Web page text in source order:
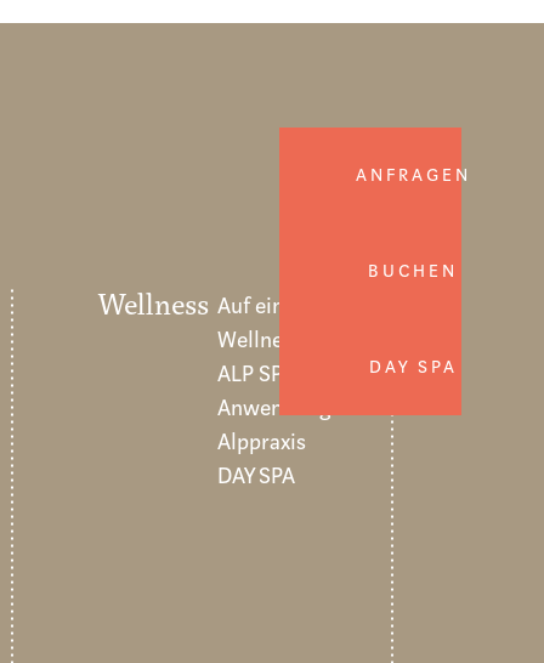
Wellness Auf einen Blick
Wellnessangebote
ALP SPA
Anwendungen
Alppraxis
DAY SPA
ANFRAGEN
BUCHEN
DAY SPA